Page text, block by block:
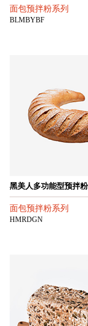
面包预拌粉系列
BLMBYBF
黑美人多功能型预拌粉
面包预拌粉系列
HMRDGN